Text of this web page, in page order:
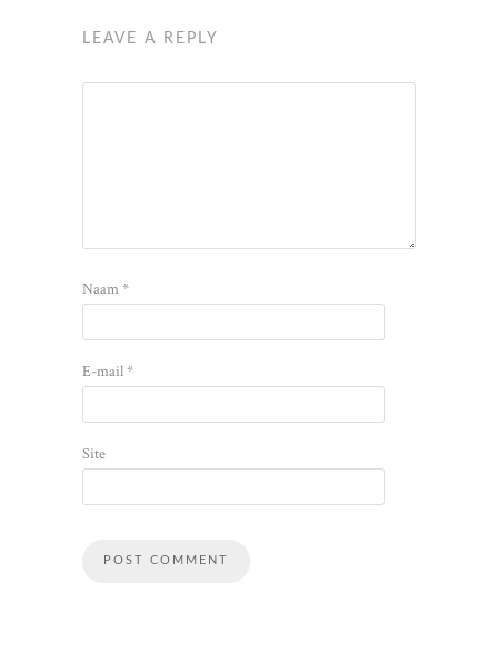
LEAVE A REPLY
Naam*
E-mail*
Site